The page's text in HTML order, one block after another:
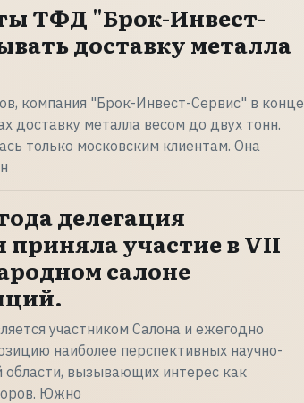
ТФД "Брок-Инвест-
доставку металла
компания "Брок-Инвест-Сервис" в конце
доставку металла весом до двух тонн.
только московским клиентам. Она
делегация
приняла участие в VII
салоне
участником Салона и ежегодно
наиболее перспективных научно-
области, вызывающих интерес как
Южно